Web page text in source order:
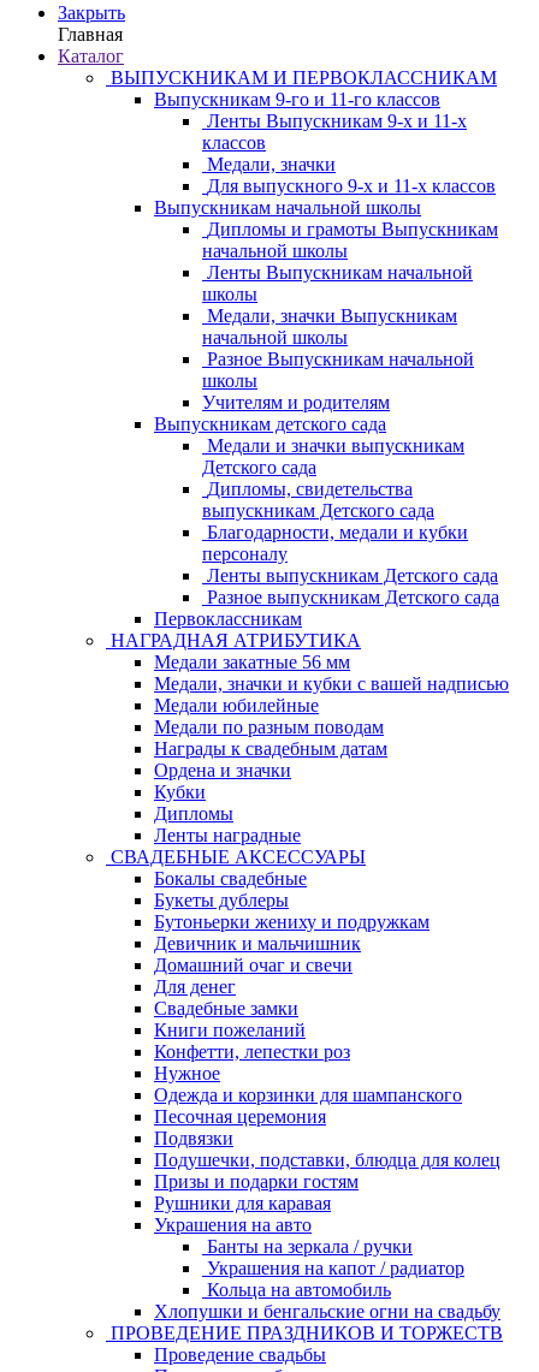
Закрыть
Главная
Каталог
ВЫПУСКНИКАМ И ПЕРВОКЛАССНИКАМ
Выпускникам 9-го и 11-го классов
Ленты Выпускникам 9-х и 11-х
классов
Медали, значки
Для выпускного 9-х и 11-х классов
Выпускникам начальной школы
Дипломы и грамоты Выпускникам
начальной школы
Ленты Выпускникам начальной
школы
Медали, значки Выпускникам
начальной школы
Разное Выпускникам начальной
школы
Учителям и родителям
Выпускникам детского сада
Медали и значки выпускникам
Детского сада
Дипломы, свидетельства
выпускникам Детского сада
Благодарности, медали и кубки
персоналу
Ленты выпускникам Детского сада
Разное выпускникам Детского сада
Первоклассникам
НАГРАДНАЯ АТРИБУТИКА
Медали закатные 56 мм
Медали, значки и кубки с вашей надписью
Медали юбилейные
Медали по разным поводам
Награды к свадебным датам
Ордена и значки
Кубки
Дипломы
Ленты наградные
СВАДЕБНЫЕ АКСЕССУАРЫ
Бокалы свадебные
Букеты дублеры
Бутоньерки жениху и подружкам
Девичник и мальчишник
Домашний очаг и свечи
Для денег
Свадебные замки
Книги пожеланий
Конфетти, лепестки роз
Нужное
Одежда и корзинки для шампанского
Песочная церемония
Подвязки
Подушечки, подставки, блюдца для колец
Призы и подарки гостям
Рушники для каравая
Украшения на авто
Банты на зеркала / ручки
Украшения на капот / радиатор
Кольца на автомобиль
Хлопушки и бенгальские огни на свадьбу
ПРОВЕДЕНИЕ ПРАЗДНИКОВ И ТОРЖЕСТВ
Проведение свадьбы